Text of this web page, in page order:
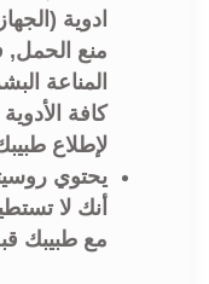
ادوية
منع
المناعة
كافة
لإطلاع
يحتوي
أنك لا
مع طبيبك